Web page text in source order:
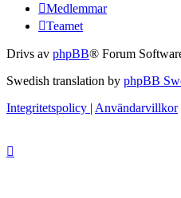
Medlemmar
Teamet
Drivs av phpBB® Forum
Swedish translation by phpBB
Integritetspolicy | Användarvillkor